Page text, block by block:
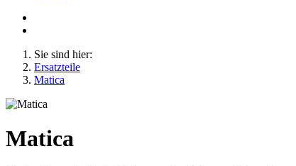
Sie sind hier:
Ersatzteile
Matica
Matica